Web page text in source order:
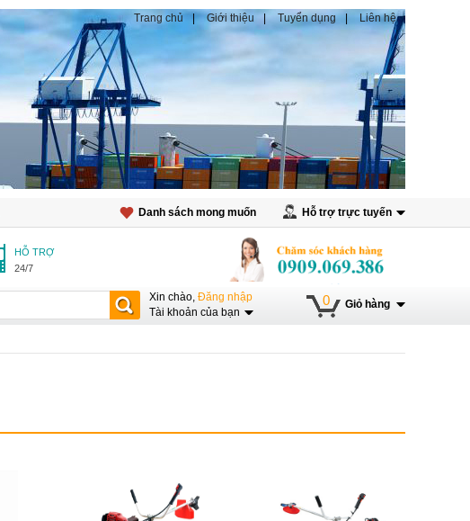
Trang chủ Giới thiệu Tuyển dụng Liên hệ
Hỗ trợ trực tuyến
Danh sách mong muốn
HỖ TRỢ
24/7
0 Giỏ hàng
Xin chào, Đăng nhập
Tài khoản của bạn